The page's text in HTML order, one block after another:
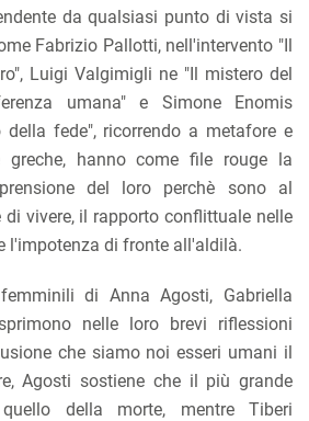
da qualsiasi punto di vista si
Fabrizio Pallotti, nell'intervento "Il
Luigi Valgimigli ne "Il mistero del
umana" e Simone Enomis
fede", ricorrendo a metafore e
greche, hanno come file rouge la
del loro perchè sono al
vivere, il rapporto conflittuale nelle
l'impotenza di fronte all'aldilà.
di Anna Agosti, Gabriella
nelle loro brevi riflessioni
che siamo noi esseri umani il
Agosti sostiene che il più grande
della morte, mentre Tiberi